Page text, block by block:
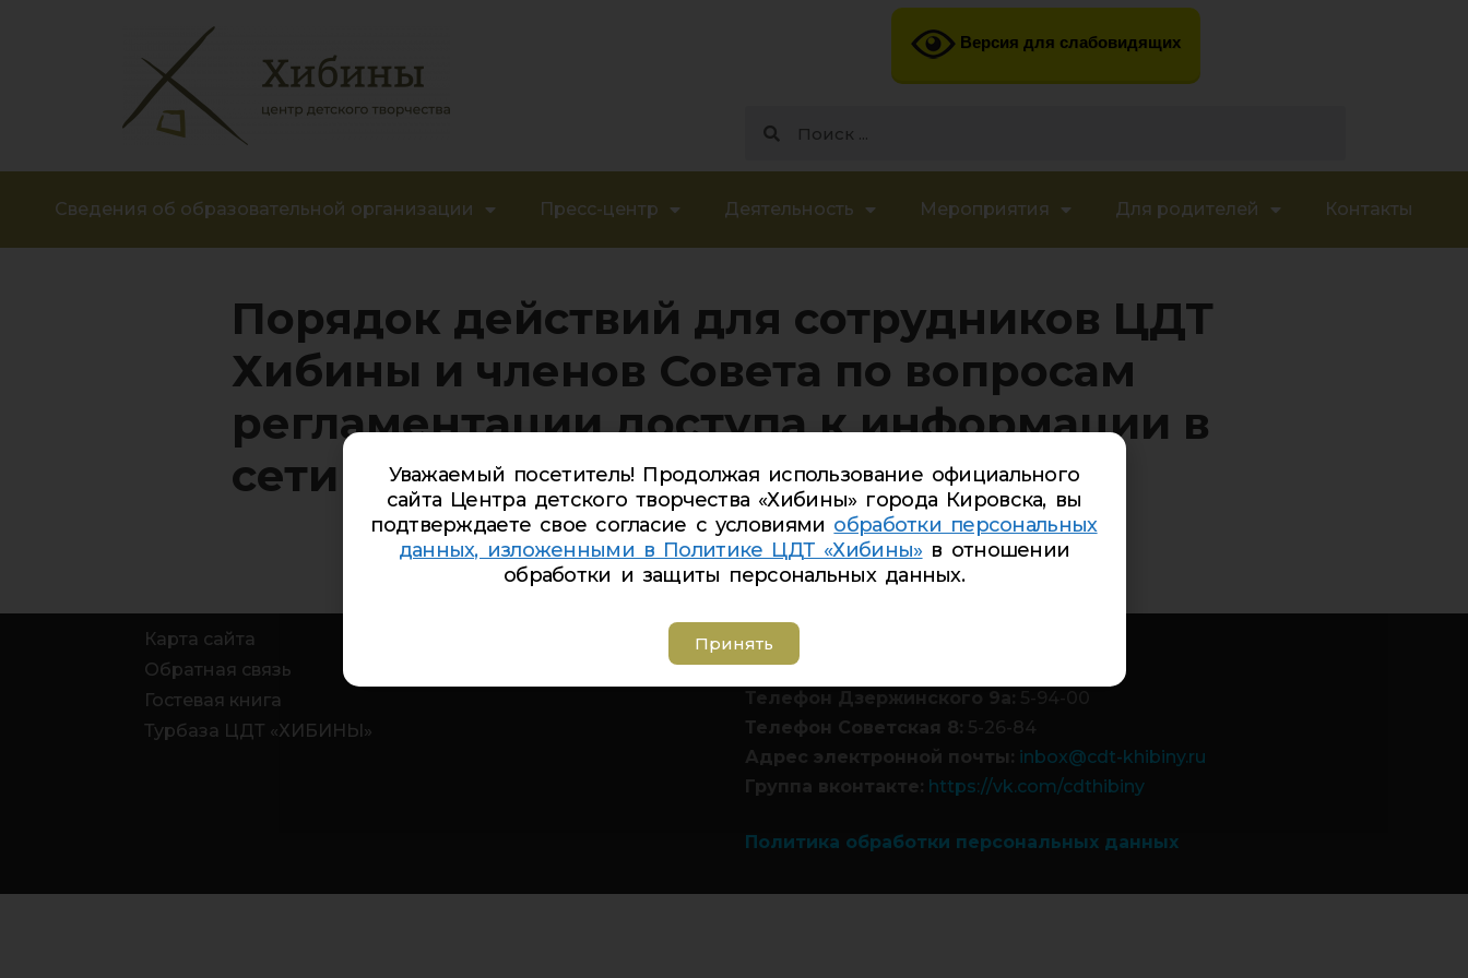
Версия для слабовидящих
Сведения об образовательной организации Пресс-центр Деятельность Мероприятия Для родителей Контакты
Порядок действий для сотрудников ЦДТ
Хибины и членов Совета по вопросам
регламентации доступа к информации в
сети Интернет
Карта сайта
Обратная связь
Гостевая книга
Турбаза ЦДТ «ХИБИНЫ»
Телефон Ленина 5:
Телефон Ленина 9а:
Телефон Дзержинского 9а: 5-94-00
Телефон Советская 8: 5-26-84
Адрес электронной почты: inbox@cdt-khibiny.ru
Группа вконтакте: https://vk.com/cdthibiny
Политика обработки персональных данных
Уважаемый посетитель! Продолжая использование официального
сайта Центра детского творчества «Хибины» города Кировска, вы
подтверждаете свое согласие с условиями обработки персональных
данных, изложенными в Политике ЦДТ «Хибины» в отношении
обработки и защиты персональных данных.
Принять